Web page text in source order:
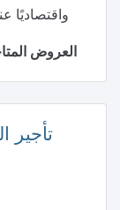
واقتصاديًا
العروض
تأجير